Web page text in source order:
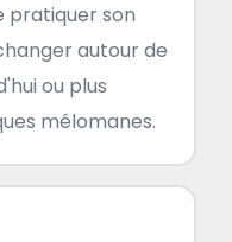
pratiquer son
autour de
ou plus
mélomanes.